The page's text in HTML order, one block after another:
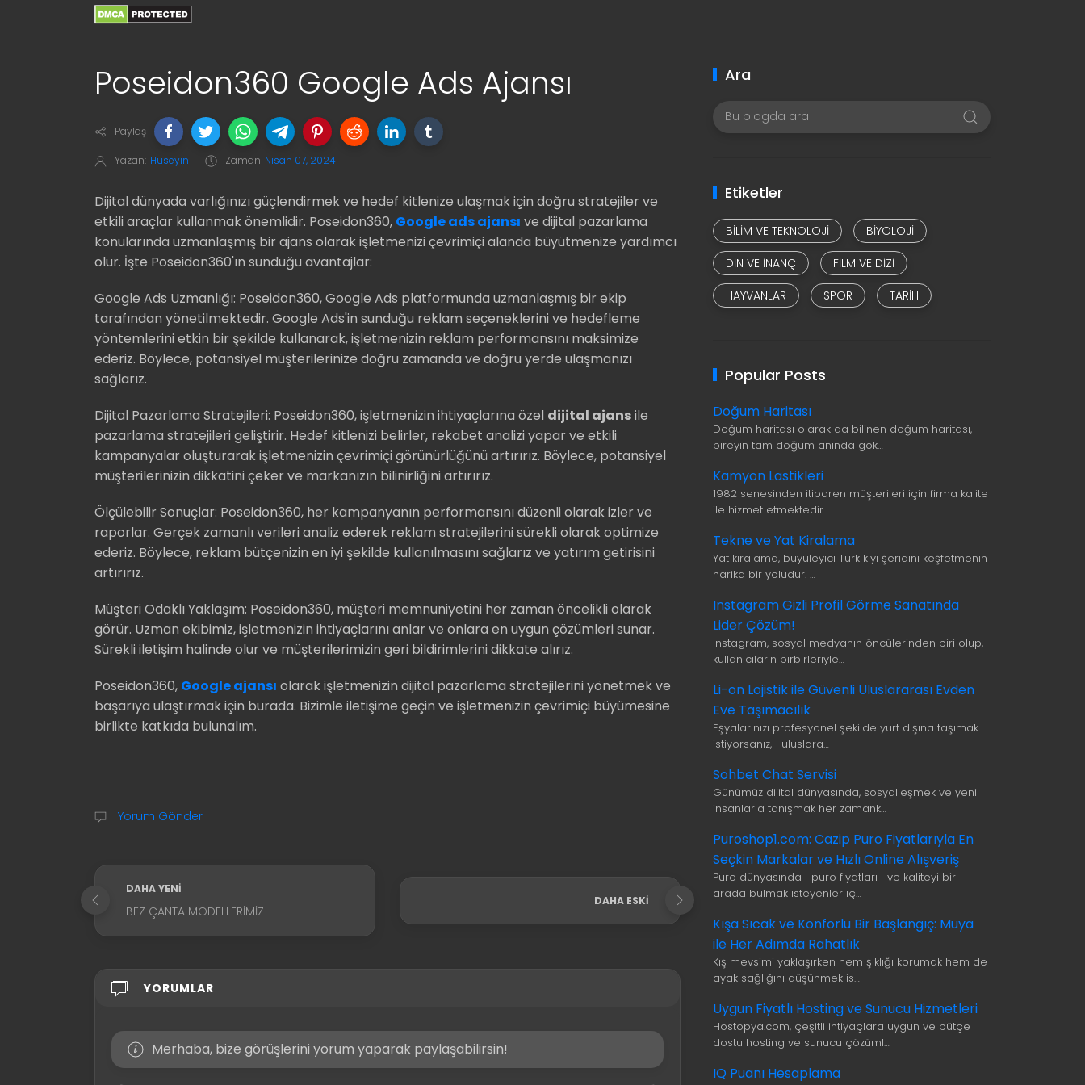
Poseidon360 Google Ads Ajansı
Paylaş
Yazan: Hüseyin Zaman Nisan 07, 2024
Dijital dünyada varlığınızı güçlendirmek ve hedef kitlenize ulaşmak için doğru stratejiler ve
etkili araçlar kullanmak önemlidir. Poseidon360, Google ads ajansı ve dijital pazarlama
konularında uzmanlaşmış bir ajans olarak işletmenizi çevrimiçi alanda büyütmenize yardımcı
olur. İşte Poseidon360'ın sunduğu avantajlar:
Google Ads Uzmanlığı: Poseidon360, Google Ads platformunda uzmanlaşmış bir ekip
tarafından yönetilmektedir. Google Ads'in sunduğu reklam seçeneklerini ve hedefleme
yöntemlerini etkin bir şekilde kullanarak, işletmenizin reklam performansını maksimize
ederiz. Böylece, potansiyel müşterilerinize doğru zamanda ve doğru yerde ulaşmanızı
sağlarız.
Dijital Pazarlama Stratejileri: Poseidon360, işletmenizin ihtiyaçlarına özel dijital ajansile
pazarlama stratejileri geliştirir. Hedef kitlenizi belirler, rekabet analizi yapar ve etkili
kampanyalar oluşturarak işletmenizin çevrimiçi görünürlüğünü artırırız. Böylece, potansiyel
müşterilerinizin dikkatini çeker ve markanızın bilinirliğini artırırız.
Ölçülebilir Sonuçlar: Poseidon360, her kampanyanın performansını düzenli olarak izler ve
raporlar. Gerçek zamanlı verileri analiz ederek reklam stratejilerini sürekli olarak optimize
ederiz. Böylece, reklam bütçenizin en iyi şekilde kullanılmasını sağlarız ve yatırım getirisini
artırırız.
Müşteri Odaklı Yaklaşım: Poseidon360, müşteri memnuniyetini her zaman öncelikli olarak
görür. Uzman ekibimiz, işletmenizin ihtiyaçlarını anlar ve onlara en uygun çözümleri sunar.
Sürekli iletişim halinde olur ve müşterilerimizin geri bildirimlerini dikkate alırız.
Poseidon360, Google ajansı olarak işletmenizin dijital pazarlama stratejilerini yönetmek ve
başarıya ulaştırmak için burada. Bizimle iletişime geçin ve işletmenizin çevrimiçi büyümesine
birlikte katkıda bulunalım.
Yorum Gönder
DAHA YENI
BEZ ÇANTA MODELLERIMIZ
DAHA ESKI
YORUMLAR
Merhaba, bize görüşlerini yorum yaparak paylaşabilirsin!
Ara
Etiketler
BILIM VE TEKNOLOJI
BIYOLOJI
DIN VE INANÇ
FILM VE DIZI
HAYVANLAR
SPOR TARIH
Popular Posts
Doğum Haritası
Doğum haritası olarak da bilinen doğum haritası,
bireyin tam doğum anında gök…
Kamyon Lastikleri
1982 senesinden itibaren müşterileri için firma kalite
ile hizmet etmektedir…
Tekne ve Yat Kiralama
Yat kiralama, büyüleyici Türk kıyı şeridini keşfetmenin
harika bir yoludur. …
Instagram Gizli Profil Görme Sanatında
Lider Çözüm!
Instagram, sosyal medyanın öncülerinden biri olup,
kullanıcıların birbirleriyle…
Li-on Lojistik ile Güvenli Uluslararası Evden
Eve Taşımacılık
Eşyalarınızı profesyonel şekilde yurt dışına taşımak
istiyorsanız, uluslara…
Sohbet Chat Servisi
Günümüz dijital dünyasında, sosyalleşmek ve yeni
insanlarla tanışmak her zamank…
Puroshop1.com: Cazip Puro Fiyatlarıyla En
Seçkin Markalar ve Hızlı Online Alışveriş
Puro dünyasında puro fiyatları ve kaliteyi bir
arada bulmak isteyenler iç…
Kışa Sıcak ve Konforlu Bir Başlangıç: Muya
ile Her Adımda Rahatlık
Kış mevsimi yaklaşırken hem şıklığı korumak hem de
ayak sağlığını düşünmek is…
Uygun Fiyatlı Hosting ve Sunucu Hizmetleri
Hostopya.com, çeşitli ihtiyaçlara uygun ve bütçe
dostu hosting ve sunucu çözüml…
IQ Puanı Hesaplama